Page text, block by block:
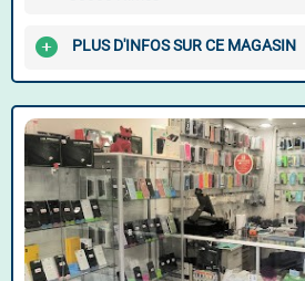
PLUS D'INFOS SUR CE MAGASIN